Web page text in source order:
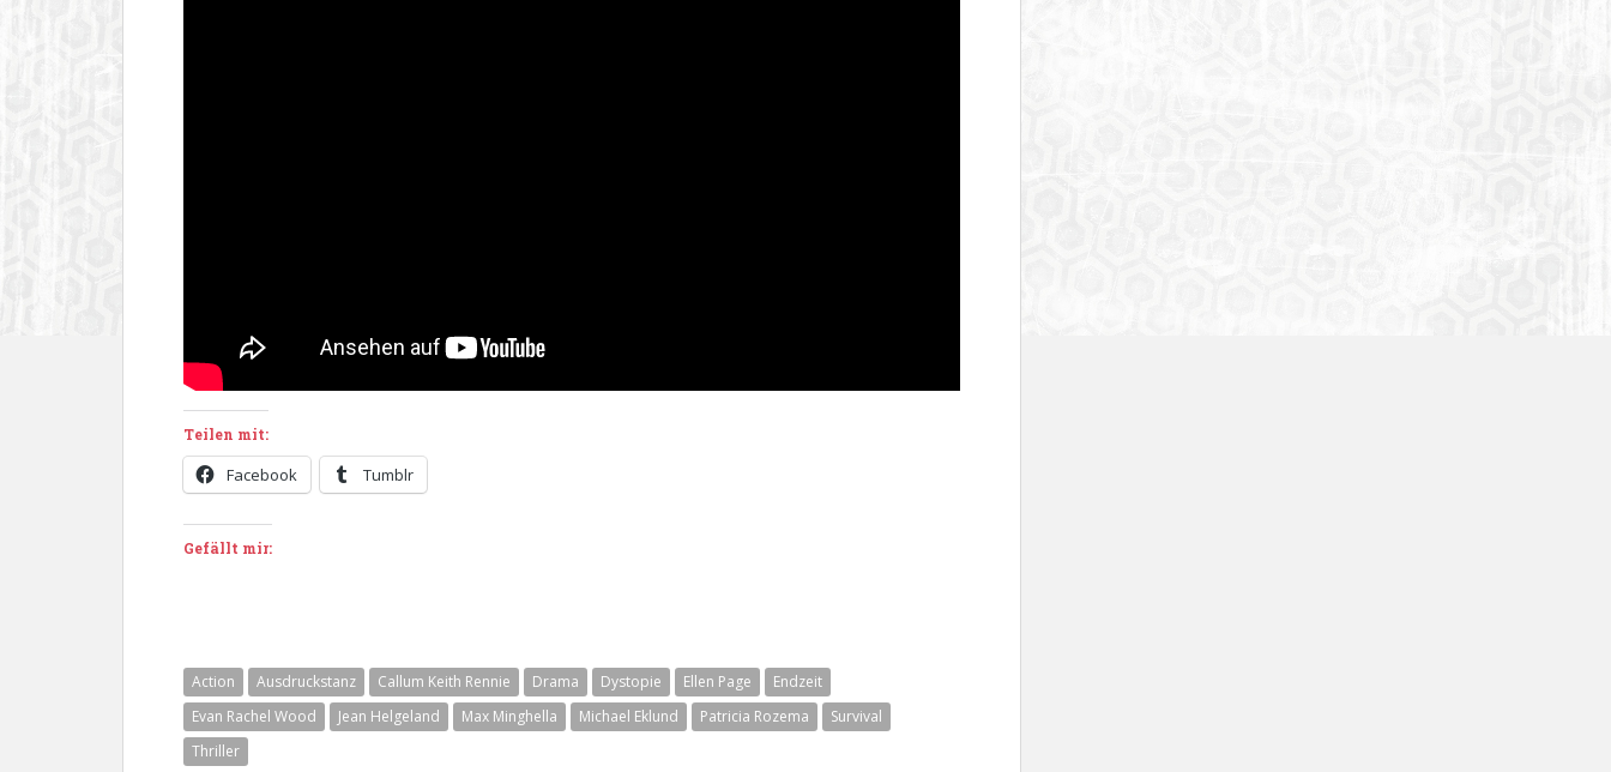
Teilen mit:
Facebook Tumblr
Gefällt mir:
Action Ausdruckstanz Callum Keith Rennie Drama Dystopie Ellen Page
Endzeit
Evan Rachel Wood
Jean Helgeland Max Minghella Michael Eklund Patricia Rozema
Survival
Thriller